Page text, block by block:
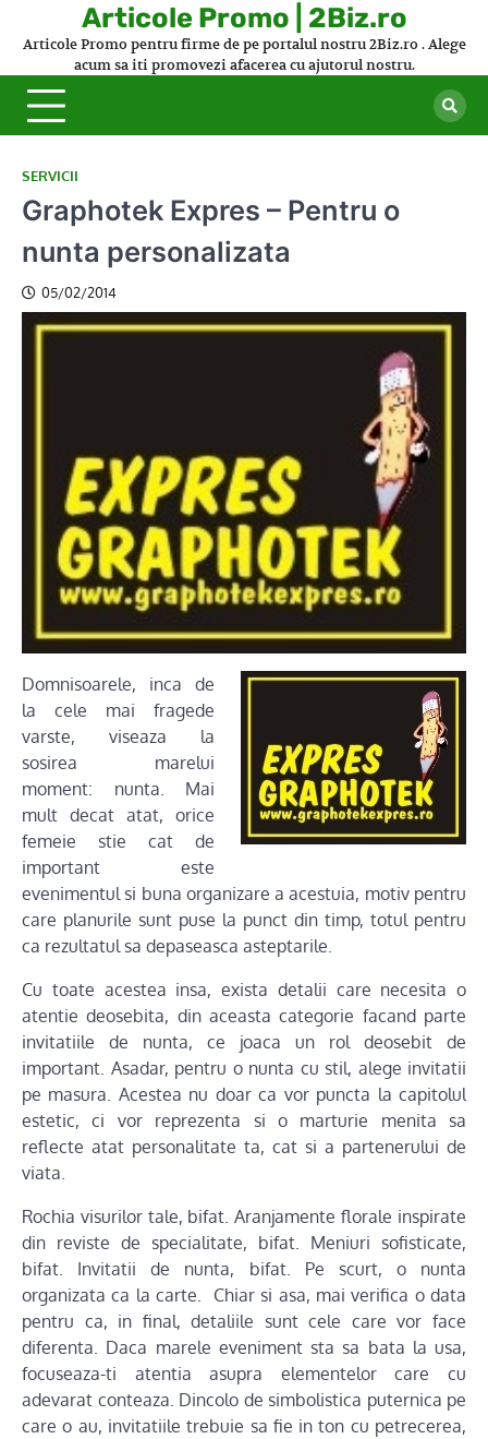
Articole Promo | 2Biz.ro
Articole Promo pentru firme de pe portalul nostru 2Biz.ro . Alege
acum sa iti promovezi afacerea cu ajutorul nostru.
SERVICII
Graphotek Expres – Pentru o
nunta personalizata
05/02/2014
Domnisoarele, inca de
la cele mai fragede
varste, viseaza la
sosirea marelui
moment: nunta. Mai
mult decat atat, orice
femeie stie cat de
important este
evenimentul si buna organizare a acestuia, motiv pentru
care planurile sunt puse la punct din timp, totul pentru
ca rezultatul sa depaseasca asteptarile.
Cu toate acestea insa, exista detalii care necesita o
atentie deosebita, din aceasta categorie facand parte
invitatiile de nunta, ce joaca un rol deosebit de
important. Asadar, pentru o nunta cu stil, alege invitatii
pe masura. Acestea nu doar ca vor puncta la capitolul
estetic, ci vor reprezenta si o marturie menita sa
reflecte atat personalitate ta, cat si a partenerului de
viata.
Rochia visurilor tale, bifat. Aranjamente florale inspirate
din reviste de specialitate, bifat. Meniuri sofisticate,
bifat. Invitatii de nunta, bifat. Pe scurt, o nunta
organizata ca la carte. Chiar si asa, mai verifica o data
pentru ca, in final, detaliile sunt cele care vor face
diferenta. Daca marele eveniment sta sa bata la usa,
focuseaza-ti atentia asupra elementelor care cu
adevarat conteaza. Dincolo de simbolistica puternica pe
care o au, invitatiile trebuie sa fie in ton cu petrecerea,